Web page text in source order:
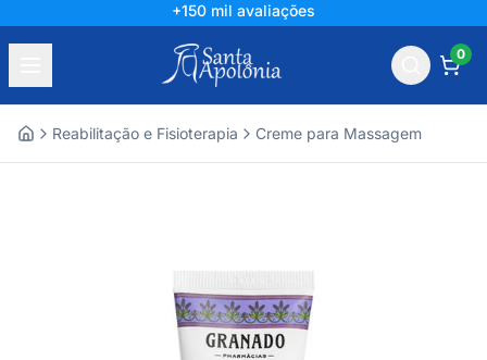
+150 mil avaliações
0
Reabilitação e Fisioterapia Creme para Massagem